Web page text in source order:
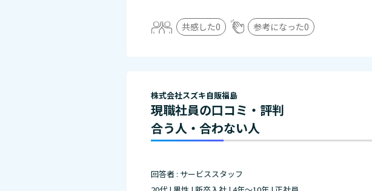
共感した0 参考になった0
株式会社スズキ自販福島
現職社員の口コミ・評判
合う人・合わない人
回答者 : サービススタッフ